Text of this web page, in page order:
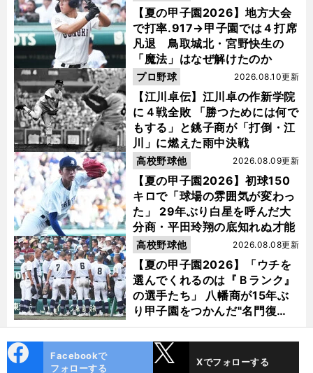
【夏の甲子園2026】地方大会
で打率.917→甲子園では４打席
凡退 鳥取城北・宮野快生の
「魔法」はなぜ解けたのか
【江川卓伝】江川卓の作新学院
に４戦全敗 「勝つためには何で
もする」と銚子商が「打倒・江
川」に燃えた雨中決戦
2026.08.10更新
プロ野球
【夏の甲子園2026】初球150
キロで「球場の雰囲気が変わっ
た」 29年ぶり白星を呼んだ大
分商・平田玲翔の底知れぬ才能
2026.08.09更新
高校野球他
【夏の甲子園2026】「ウチを
選んでくれるのは『Ｂランク』
の選手たち」 八幡商が15年ぶ
り甲子園をつかんだ"名門復
活"の舞台裏
2026.08.08更新
高校野球他
ok
Facebookで
フォローする
Xでフォローする